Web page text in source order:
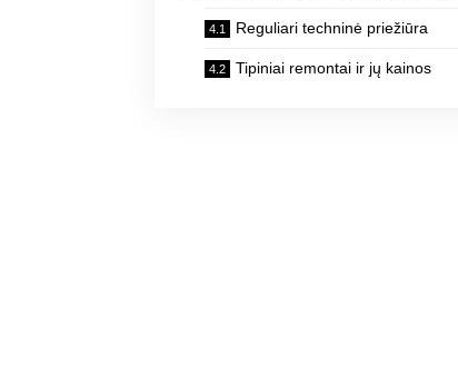
Reguliari techninė priežiūra
Tipiniai remontai ir jų kainos